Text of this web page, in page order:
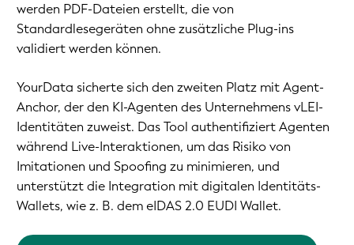
werden PDF-Dateien erstellt, die von
Standardlesegeräten ohne zusätzliche Plug-ins
validiert werden können.
YourData sicherte sich den zweiten Platz mit Agent-
Anchor, der den KI-Agenten des Unternehmens vLEI-
Identitäten zuweist. Das Tool authentifiziert Agenten
während Live-Interaktionen, um das Risiko von
Imitationen und Spoofing zu minimieren, und
unterstützt die Integration mit digitalen Identitäts-
Wallets, wie z. B. dem eIDAS 2.0 EUDI Wallet.